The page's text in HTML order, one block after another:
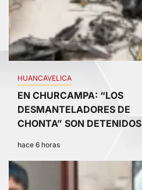
HUANCAVELICA
EN CHURCAMPA: “LOS
DESMANTELADORES DE
CHONTA” SON DETENIDOS
hace 6 horas
3